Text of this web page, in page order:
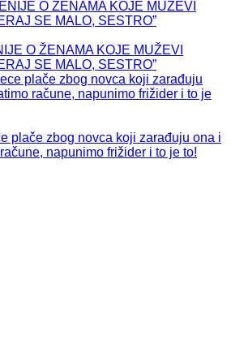
O ŽENAMA KOJE MUŽEVI
SE MALO, SESTRO”
plače zbog novca koji zarađuju ona i
napunimo frižider i to je to!